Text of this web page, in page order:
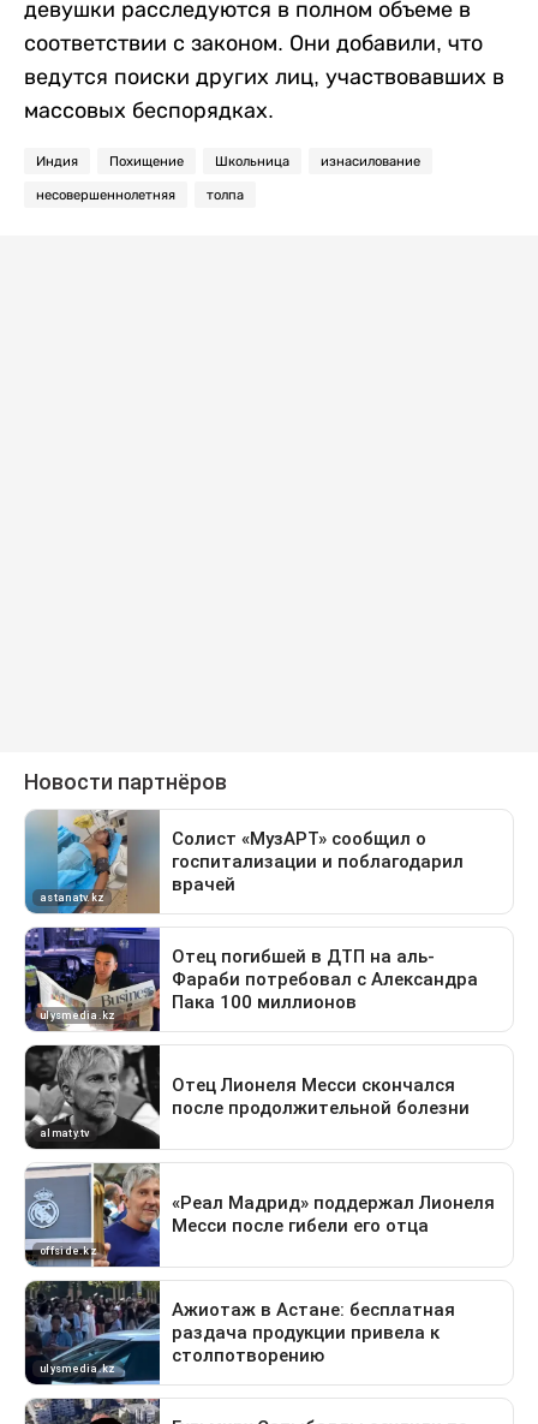
девушки расследуются в полном объеме в
соответствии с законом. Они добавили, что
ведутся поиски других лиц, участвовавших в
массовых беспорядках.
Индия Похищение Школьница изнасилование
несовершеннолетняя толпа